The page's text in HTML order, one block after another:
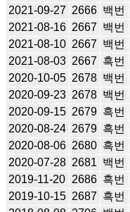
2021-09-27 2666 백번
2021-08-16 2667 백번
2021-08-10 2667 백번
2021-08-03 2667 흑번
2020-10-05 2678 백번
2020-09-23 2678 백번
2020-09-15 2679 흑번
2020-08-24 2679 흑번
2020-08-06 2680 흑번
2020-07-28 2681 백번
2019-11-20 2686 흑번
2019-10-15 2687 흑번